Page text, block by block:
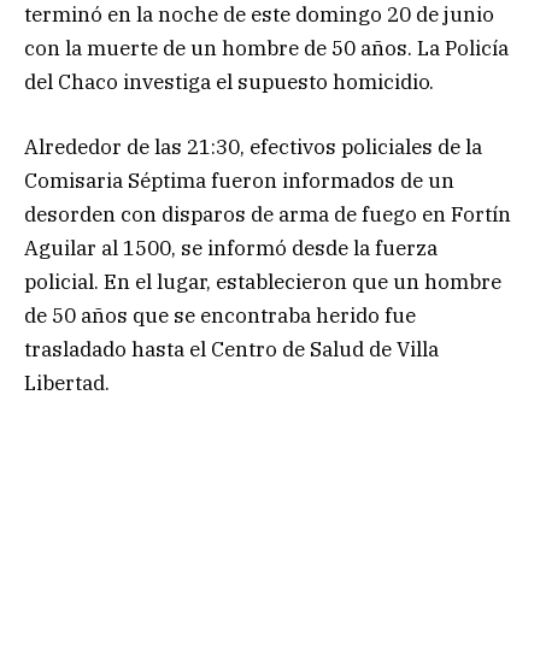
terminó en la noche de este domingo 20 de junio
con la muerte de un hombre de 50 años. La Policía
del Chaco investiga el supuesto homicidio.
Alrededor de las 21:30, efectivos policiales de la
Comisaria Séptima fueron informados de un
desorden con disparos de arma de fuego en Fortín
Aguilar al 1500, se informó desde la fuerza
policial. En el lugar, establecieron que un hombre
de 50 años que se encontraba herido fue
trasladado hasta el Centro de Salud de Villa
Libertad.